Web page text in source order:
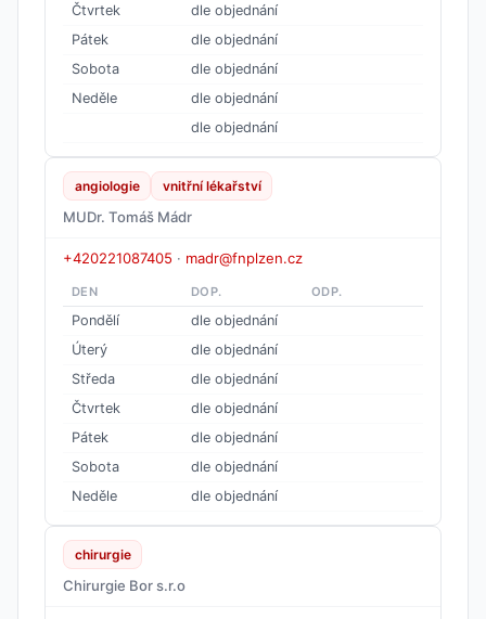
Čtvrtek
dle objednání
Pátek
dle objednání
Sobota
dle objednání
Neděle
dle objednání
dle objednání
angiologie vnitřní lékařství
MUDr. Tomáš Mádr
+420221087405 · madr@fnplzen.cz
DEN DOP. ODP.
Pondělí
dle objednání
Úterý
dle objednání
Středa
dle objednání
Čtvrtek
dle objednání
Pátek
dle objednání
Sobota
dle objednání
Neděle
dle objednání
chirurgie
Chirurgie Bor s.r.o